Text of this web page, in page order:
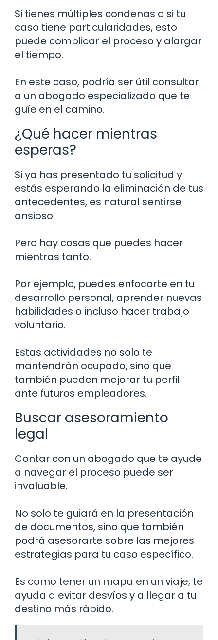
Si tienes múltiples condenas o si tu
caso tiene particularidades, esto
puede complicar el proceso y alargar
el tiempo.
En este caso, podría ser útil consultar
a un abogado especializado que te
guíe en el camino.
¿Qué hacer mientras
esperas?
Si ya has presentado tu solicitud y
estás esperando la eliminación de tus
antecedentes, es natural sentirse
ansioso.
Pero hay cosas que puedes hacer
mientras tanto.
Por ejemplo, puedes enfocarte en tu
desarrollo personal, aprender nuevas
habilidades o incluso hacer trabajo
voluntario.
Estas actividades no solo te
mantendrán ocupado, sino que
también pueden mejorar tu perfil
ante futuros empleadores.
Buscar asesoramiento
legal
Contar con un abogado que te ayude
a navegar el proceso puede ser
invaluable.
No solo te guiará en la presentación
de documentos, sino que también
podrá asesorarte sobre las mejores
estrategias para tu caso específico.
Es como tener un mapa en un viaje; te
ayuda a evitar desvíos y a llegar a tu
destino más rápido.